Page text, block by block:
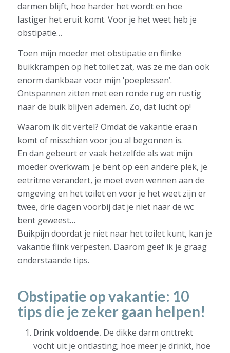
darmen blijft, hoe harder het wordt en hoe
lastiger het eruit komt. Voor je het weet heb je
obstipatie…
Toen mijn moeder met obstipatie en flinke
buikkrampen op het toilet zat, was ze me dan ook
enorm dankbaar voor mijn ‘poeplessen’.
Ontspannen zitten met een ronde rug en rustig
naar de buik blijven ademen. Zo, dat lucht op!
Waarom ik dit vertel? Omdat de vakantie eraan
komt of misschien voor jou al begonnen is.
En dan gebeurt er vaak hetzelfde als wat mijn
moeder overkwam. Je bent op een andere plek, je
eetritme verandert, je moet even wennen aan de
omgeving en het toilet en voor je het weet zijn er
twee, drie dagen voorbij dat je niet naar de wc
bent geweest…
Buikpijn doordat je niet naar het toilet kunt, kan je
vakantie flink verpesten. Daarom geef ik je graag
onderstaande tips.
Obstipatie op vakantie: 10
tips die je zeker gaan helpen!
Drink voldoende. De dikke darm onttrekt
vocht uit je ontlasting; hoe meer je drinkt, hoe